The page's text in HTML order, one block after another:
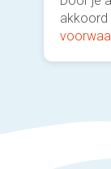
akkoord